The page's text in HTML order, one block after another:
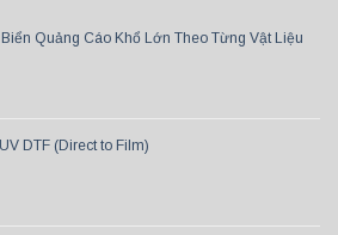
Quảng Cáo Khổ Lớn Theo Từng Vật Liệu
DTF (Direct to Film)